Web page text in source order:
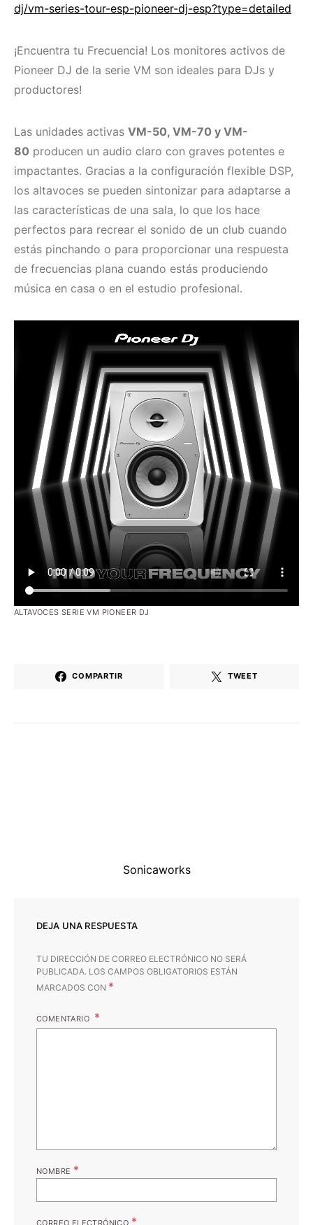
dj/vm-series-tour-esp-pioneer-dj-esp?type=detailed
¡Encuentra tu Frecuencia! Los monitores activos de
Pioneer DJ de la serie VM son ideales para DJs y
productores!
Las unidades activas VM-50, VM-70 y VM-
80 producen un audio claro con graves potentes e
impactantes. Gracias a la configuración flexible DSP,
los altavoces se pueden sintonizar para adaptarse a
las características de una sala, lo que los hace
perfectos para recrear el sonido de un club cuando
estás pinchando o para proporcionar una respuesta
de frecuencias plana cuando estás produciendo
música en casa o en el estudio profesional.
ALTAVOCES SERIE VM PIONEER DJ
COMPARTIR TWEET
Sonicaworks
DEJA UNA RESPUESTA
TU DIRECCIÓN DE CORREO ELECTRÓNICO NO SERÁ
PUBLICADA. LOS CAMPOS OBLIGATORIOS ESTÁN
MARCADOS CON *
COMENTARIO
NOMBRE *
CORREO ELECTRÓNICO *